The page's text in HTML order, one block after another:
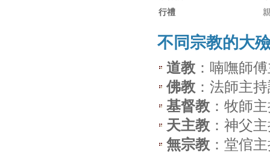
行禮
不同宗教的大
道教 ：喃嘸師
佛教 ：法師主
基督教 ：牧師
天主教 ：神父
無宗教 ：堂倌